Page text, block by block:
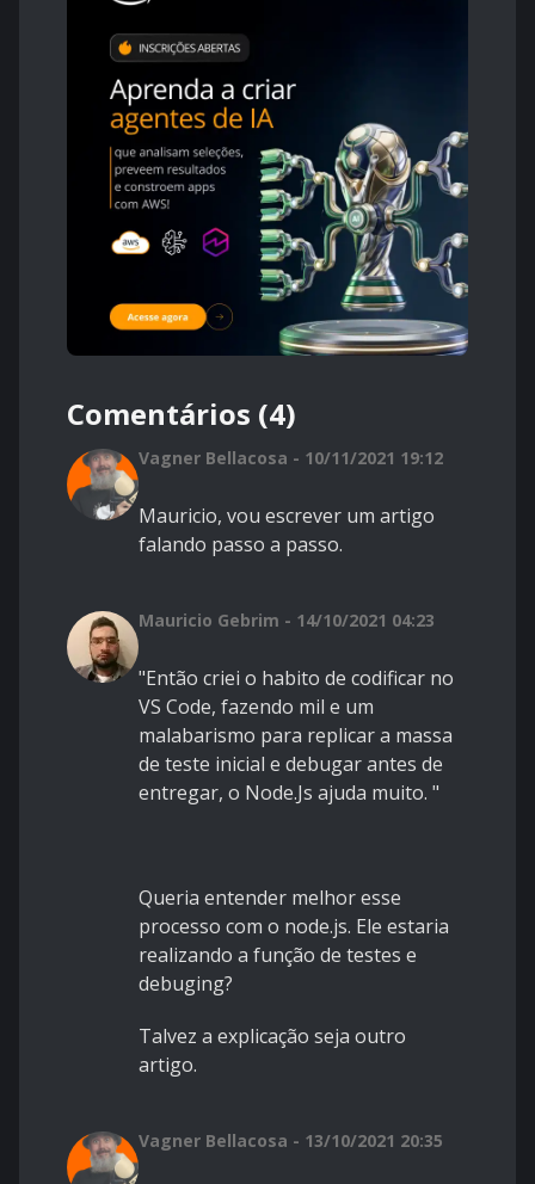
Comentários (4)
Vagner Bellacosa - 10/11/2021 19:12
Mauricio, vou escrever um artigo
falando passo a passo.
Mauricio Gebrim - 14/10/2021 04:23
"Então criei o habito de codificar no
VS Code, fazendo mil e um
malabarismo para replicar a massa
de teste inicial e debugar antes de
entregar, o Node.Js ajuda muito. "
Queria entender melhor esse
processo com o node.js. Ele estaria
realizando a função de testes e
debuging?
Talvez a explicação seja outro
artigo.
Vagner Bellacosa - 13/10/2021 20:35